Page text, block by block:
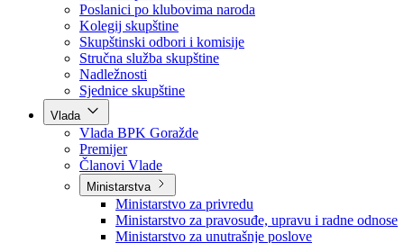
Skupština BPK Goražde
Rukovodstvo
Poslanici po strankama
Poslanici po klubovima naroda
Kolegij skupštine
Skupštinski odbori i komisije
Stručna služba skupštine
Nadležnosti
Sjednice skupštine
Vlada
Vlada BPK Goražde
Premijer
Članovi Vlade
Ministarstva